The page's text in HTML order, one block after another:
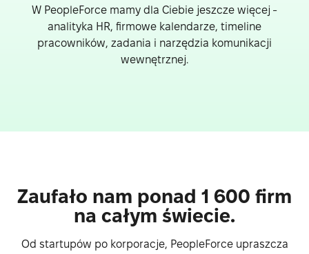
W PeopleForce mamy dla Ciebie jeszcze więcej -
analityka HR, firmowe kalendarze, timeline
pracowników, zadania i narzędzia komunikacji
wewnętrznej.
Zaufało nam ponad 1 600 firm
na całym świecie.
Od startupów po korporacje, PeopleForce upraszcza